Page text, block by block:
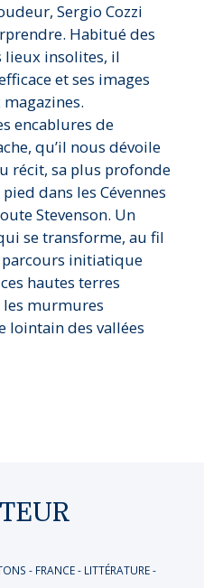
Sergio Cozzi
Habitué des
lieux insolites, il
et ses images
encablures de
qu’il nous dévoile
récit, sa plus profonde
dans les Cévennes
Stevenson. Un
se transforme, au fil
parcours initiatique
hautes terres
les murmures
lointain des vallées
- FRANCE- LITTÉRATURE -